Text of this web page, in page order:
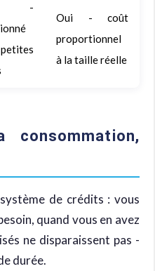
-
Oui - coût
proportionnel
à la taille réelle
de crédits : vous
quand vous en avez
ne disparaissent pas -
durée.